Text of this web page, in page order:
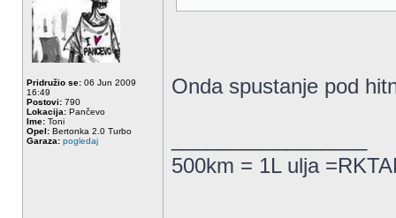
Pridružio se: 06 Jun 2009
16:49
Postovi: 790
Lokacija: Pančevo
Ime: Toni
Opel: Bertonka 2.0 Turbo
Garaza: pogledaj
Onda spustanje pod
500km = 1L ulja